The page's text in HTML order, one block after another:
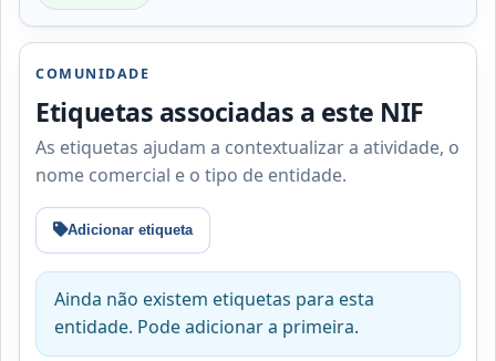
COMUNIDADE
Etiquetas associadas a este NIF
As etiquetas ajudam a contextualizar a atividade, o
nome comercial e o tipo de entidade.
Adicionar etiqueta
Ainda não existem etiquetas para esta
entidade. Pode adicionar a primeira.